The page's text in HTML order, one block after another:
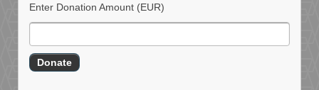
Enter Donation Amount (EUR)